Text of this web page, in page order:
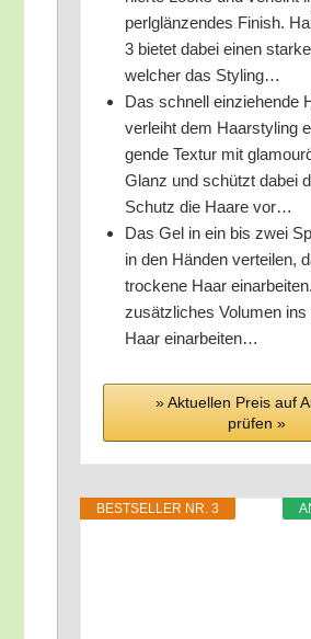
perl­glän­zen­des Finish.
3 bie­tet dabei einen
wel­cher das Styling…
Das schnell ein­zie­hen­de
ver­leiht dem Haar­sty­ling
gen­de Tex­tur mit
Glanz und schützt dabei
Schutz die Haa­re vor…
Das Gel in ein bis zwei
in den Hän­den ver­tei­len,
tro­cke­ne Haar
zusätz­li­ches Volu­men ins
Haar einarbeiten…
» Aktu­el­len Preis auf
prü­fen »
BEST­SEL­LER NR. 3